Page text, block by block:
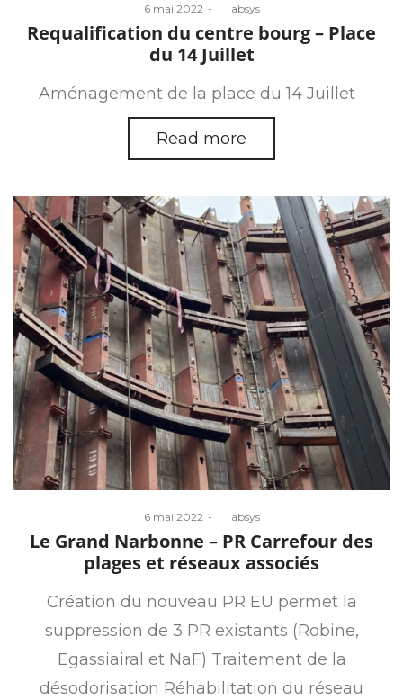
Posted
6 mai 2022 absys
Requalification du centre bourg – Place
du 14 Juillet
Aménagement de la place du 14 Juillet
Read more
Posted
on
6 mai 2022 absys
Le Grand Narbonne – PR Carrefour des
plages et réseaux associés
Création du nouveau PR EU permet la
suppression de 3 PR existants (Robine,
Egassiairal et NaF) Traitement de la
désodorisation Réhabilitation du réseau